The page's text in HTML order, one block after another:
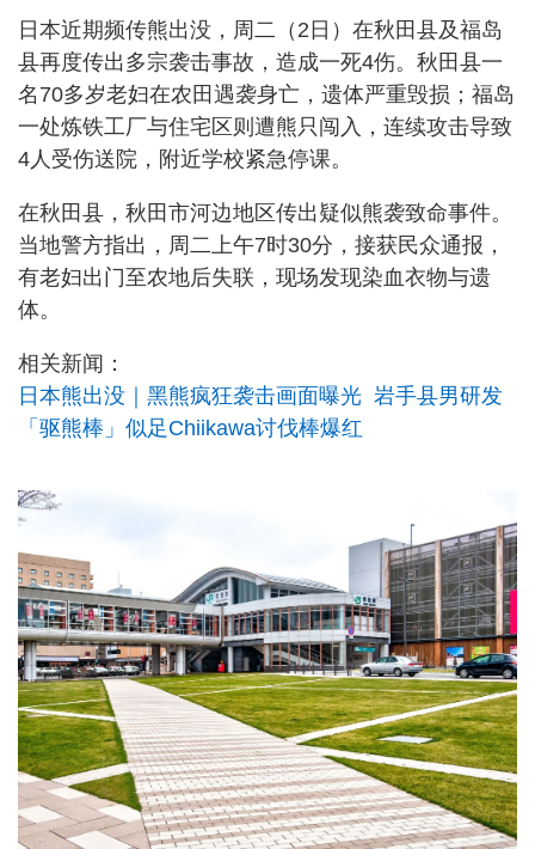
日本近期频传熊出没，周二（2日）在秋田县及福岛
县再度传出多宗袭击事故，造成一死4伤。秋田县一
名70多岁老妇在农田遇袭身亡，遗体严重毁损；福岛
一处炼铁工厂与住宅区则遭熊只闯入，连续攻击导致
4人受伤送院，附近学校紧急停课。
在秋田县，秋田市河边地区传出疑似熊袭致命事件。
当地警方指出，周二上午7时30分，接获民众通报，
有老妇出门至农地后失联，现场发现染血衣物与遗
体。
相关新闻：
日本熊出没｜黑熊疯狂袭击画面曝光 岩手县男研发
「驱熊棒」似足Chiikawa讨伐棒爆红